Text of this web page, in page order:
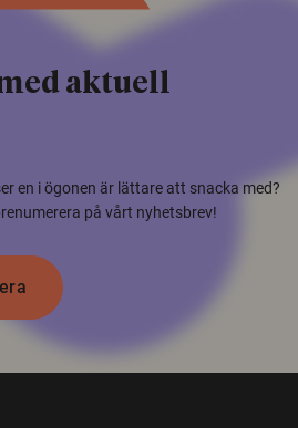
aktuell
en i ögonen är lättare att snacka med?
på vårt nyhetsbrev!